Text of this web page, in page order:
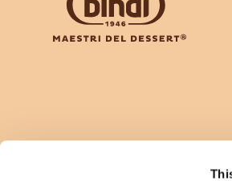
Bindi Dessert è un brand di